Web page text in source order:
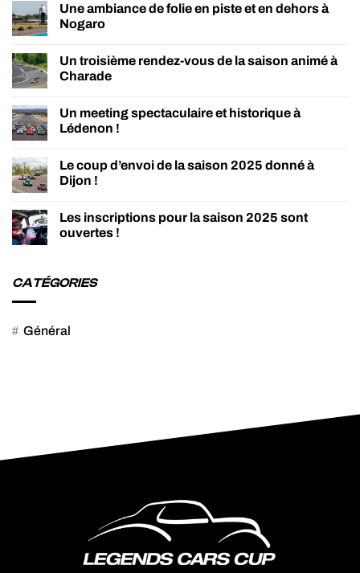
Une ambiance de folie en piste et en dehors à
Nogaro
Un troisième rendez-vous de la saison animé à
Charade
Un meeting spectaculaire et historique à
Lédenon !
Le coup d’envoi de la saison 2025 donné à
Dijon !
Les inscriptions pour la saison 2025 sont
ouvertes !
CATÉGORIES
Général